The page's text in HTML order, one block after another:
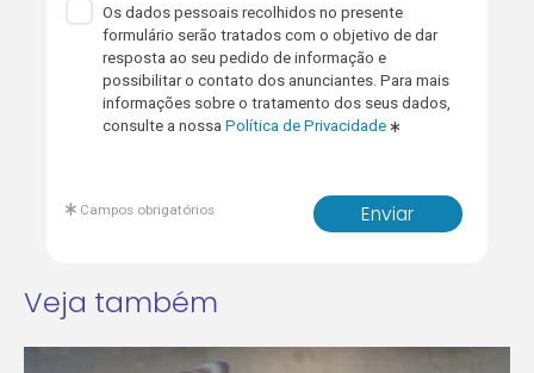
Os dados pessoais recolhidos no presente
formulário serão tratados com o objetivo de dar
resposta ao seu pedido de informação e
possibilitar o contato dos anunciantes. Para mais
informações sobre o tratamento dos seus dados,
consulte a nossaPolítica de Privacidade
Enviar
Campos obrigatórios
Veja também